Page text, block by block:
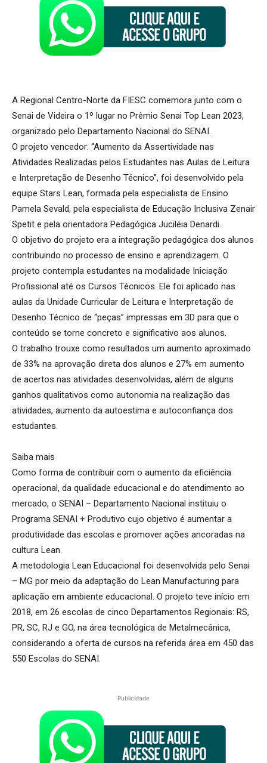
A Regional Centro-Norte da FIESC comemora junto com o
Senai de Videira o 1º lugar no Prêmio Senai Top Lean 2023,
organizado pelo Departamento Nacional do SENAI.
O projeto vencedor: “Aumento da Assertividade nas
Atividades Realizadas pelos Estudantes nas Aulas de Leitura
e Interpretação de Desenho Técnico”, foi desenvolvido pela
equipe Stars Lean, formada pela especialista de Ensino
Pamela Sevald, pela especialista de Educação Inclusiva Zenair
Spetit e pela orientadora Pedagógica Juciléia Denardi.
O objetivo do projeto era a integração pedagógica dos alunos
contribuindo no processo de ensino e aprendizagem. O
projeto contempla estudantes na modalidade Iniciação
Profissional até os Cursos Técnicos. Ele foi aplicado nas
aulas da Unidade Curricular de Leitura e Interpretação de
Desenho Técnico de “peças” impressas em 3D para que o
conteúdo se torne concreto e significativo aos alunos.
O trabalho trouxe como resultados um aumento aproximado
de 33% na aprovação direta dos alunos e 27% em aumento
de acertos nas atividades desenvolvidas, além de alguns
ganhos qualitativos como autonomia na realização das
atividades, aumento da autoestima e autoconfiança dos
estudantes.
Saiba mais
Como forma de contribuir com o aumento da eficiência
operacional, da qualidade educacional e do atendimento ao
mercado, o SENAI – Departamento Nacional instituiu o
Programa SENAI + Produtivo cujo objetivo é aumentar a
produtividade das escolas e promover ações ancoradas na
cultura Lean.
A metodologia Lean Educacional foi desenvolvida pelo Senai
– MG por meio da adaptação do Lean Manufacturing para
aplicação em ambiente educacional. O projeto teve início em
2018, em 26 escolas de cinco Departamentos Regionais: RS,
PR, SC, RJ e GO, na área tecnológica de Metalmecânica,
considerando a oferta de cursos na referida área em 450 das
550 Escolas do SENAI.
Publicidade